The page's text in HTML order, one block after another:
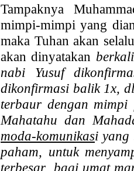
Tampaknya
mimpi-mimpi yang
maka Tuhan akan
akan dinyatakan
nabi Yusuf
dikonfirmasi balik 1x,
terbaur dengan mimpi
Mahatahu dan
moda-komunikasi yang
paham, untuk
terbesar bagi umat